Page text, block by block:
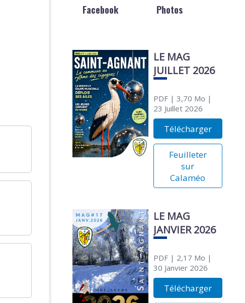
Facebook Photos
LE MAG
JUILLET 2026
PDF| 3,70 Mo |
23 Juillet 2026
Télécharger
Feuilleter
sur
Calaméo
LE MAG
JANVIER 2026
PDF| 2,17 Mo |
30 Janvier 2026
Télécharger